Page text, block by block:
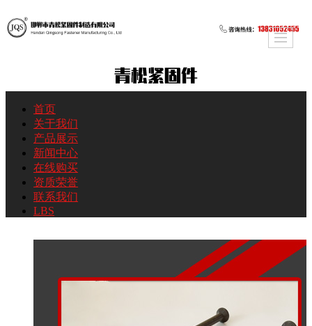
首页
关于我们
产品展示
新闻中心
在线购买
资质荣誉
联系我们
LBS